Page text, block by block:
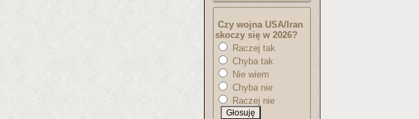
Czy wojna USA/Iran
skoczy się w 2026?
Raczej tak
Chyba tak
Nie wiem
Chyba nie
Raczej nie